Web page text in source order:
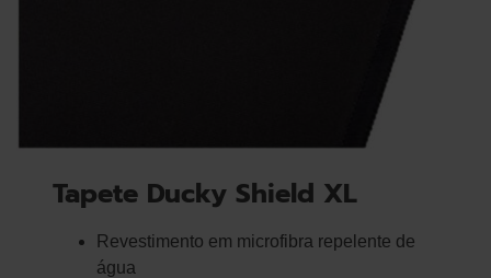
Tapete Ducky Shield XL
Revestimento em microfibra repelente de
água